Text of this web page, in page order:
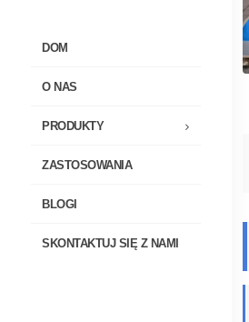
DOM
O NAS
PRODUKTY
ZASTOSOWANIA
BLOGI
SKONTAKTUJ SIĘ Z NAMI